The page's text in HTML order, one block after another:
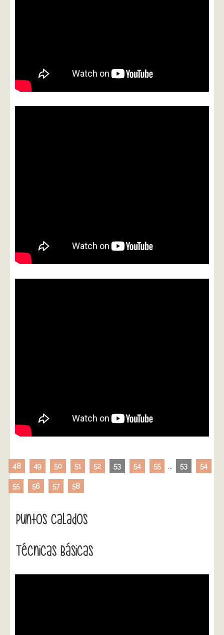
48 49 50 51 52 53 54 55 53 54
55 56 57 58
Puntos Calados
Técnicas Básicas